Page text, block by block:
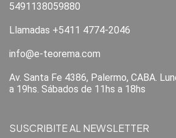
5491138059880
Llamadas +5411 4774-2046
info@e-teorema.com
Av. Santa Fe 4386, Palermo, CABA.
a 19hs. Sábados de 11hs a 18hs
SUSCRIBITE AL NEWSLETTER